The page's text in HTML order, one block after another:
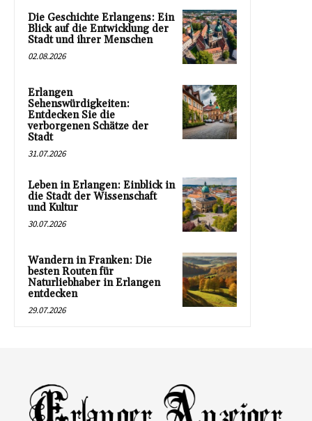
Die Geschichte Erlangens: Ein
Blick auf die Entwicklung der
Stadt und ihrer Menschen
02.08.2026
Erlangen
Sehenswürdigkeiten:
Entdecken Sie die
verborgenen Schätze der
Stadt
31.07.2026
Leben in Erlangen: Einblick in
die Stadt der Wissenschaft
und Kultur
30.07.2026
Wandern in Franken: Die
besten Routen für
Naturliebhaber in Erlangen
entdecken
29.07.2026